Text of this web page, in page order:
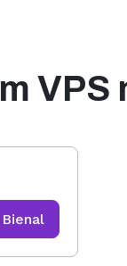
VPS
Bienal